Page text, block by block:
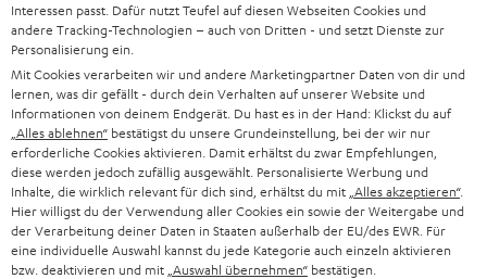
Mehr...
„Dazu kommt ein verdammt guter Sound.“
www.mobiflip.de
24.10.2023
Interessen passt. Dafür nutzt Teufel auf diesen Webseiten Cookies und
andere Tracking-Technologien – auch von Dritten - und setzt Dienste zur
Personalisierung ein.
Mit Cookies verarbeiten wir und andere Marketingpartner Daten von dir und
lernen, was dir gefällt - durch dein Verhalten auf unserer Website und
Informationen von deinem Endgerät. Du hast es in der Hand: Klickst du auf
„Alles ablehnen“ bestätigst du unsere Grundeinstellung, bei der wir nur
erforderliche Cookies aktivieren. Damit erhältst du zwar Empfehlungen,
diese werden jedoch zufällig ausgewählt. Personalisierte Werbung und
Inhalte, die wirklich relevant für dich sind, erhältst du mit „Alles akzeptieren“.
Hier willigst du der Verwendung aller Cookies ein sowie der Weitergabe und
der Verarbeitung deiner Daten in Staaten außerhalb der EU/des EWR. Für
eine individuelle Auswahl kannst du jede Kategorie auch einzeln aktivieren
bzw. deaktivieren und mit „Auswahl übernehmen“ bestätigen.